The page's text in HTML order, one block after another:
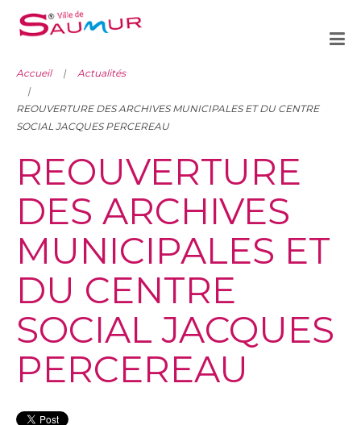
Accueil Actualités
REOUVERTURE DES ARCHIVES MUNICIPALES ET DU CENTRE
SOCIAL JACQUES PERCEREAU
REOUVERTURE
DES ARCHIVES
MUNICIPALES ET
DU CENTRE
SOCIAL JACQUES
PERCEREAU